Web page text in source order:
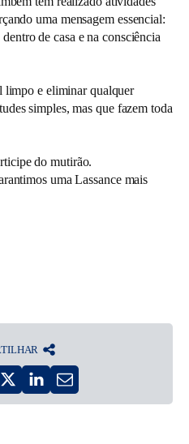
uma mensagem essencial:
de casa e na consciência
e eliminar qualquer
simples, mas que fazem toda
do mutirão.
uma Lassance mais